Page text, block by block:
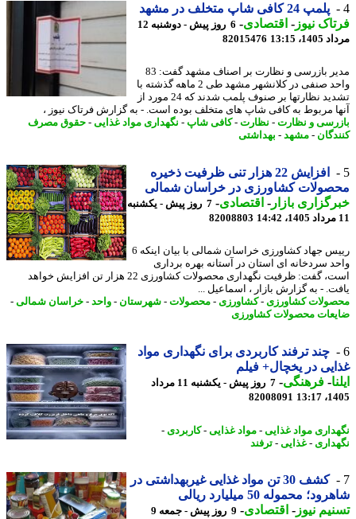
پلمپ 24 کافی شاپ متخلف در مشهد
نیوز-اقتصادی-
6 روز پیش - دوشنبه 12
13:15
82015476
مدیر بازرسی و نظارت بر اصناف مشهد گفت: 83
واحد صنفی در کلانشهر مشهد طی 2 ماهه گذشته با
تشدید نظارتها بر صنوف پلمب شدند که 24 مورد از
مربوط به کافی شاپ های متخلف بوده است. - به گزارش فرتاک نیوز ،
و نظارت- نظارت- کافی شاپ-نگهداری مواد غذایی- حقوق مصرف
-مشهد-بهداشتی
افزایش 22 هزار تنی ظرفیت ذخیره
کشاورزی در خراسان شمالی
بازار- اقتصادی- 7 روز پیش - یکشنبه
82008803
رییس جهاد کشاورزی خراسان شمالی با بیان اینکه 6
سردخانه ای استان در آستانه بهره برداری
است، گفت: ظرفیت نگهداری محصولات کشاورزی 22 هزار تن افزایش خواهد
- به گزارش بازار ، اسماعیل ...
کشاورزی- کشاورزی- محصولات-شهرستان-واحد-خراسان شمالی-
محصولات کشاورزی
چند ترفند کاربردی برای نگهداری مواد
در یخچال+ فیلم
-فرهنگی-
7 روز پیش - یکشنبه 11 مرداد
82008091
مواد غذایی- مواد غذایی- کاربردی-
- غذایی- ترفند
کشف 30 تن مواد غذایی غیربهداشتی در
محموله 50 میلیارد ریالی
نیوز-اقتصادی-
9 روز پیش - جمعه 9